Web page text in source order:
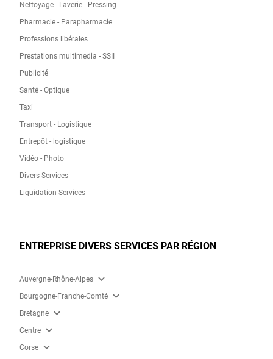
Nettoyage - Laverie - Pressing
Pharmacie - Parapharmacie
Professions libérales
Prestations multimedia - SSII
Publicité
Santé - Optique
Taxi
Transport - Logistique
Entrepôt - logistique
Vidéo - Photo
Divers Services
Liquidation Services
ENTREPRISE DIVERS SERVICES PAR RÉGION
Auvergne-Rhône-Alpes expand_more
Bourgogne-Franche-Comté expand_more
Bretagne expand_more
Centre expand_more
Corse expand_more